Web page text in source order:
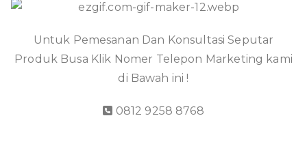
Untuk Pemesanan Dan Konsultasi Seputar
Produk Busa Klik Nomer Telepon Marketing kami
di Bawah ini !
0812 9258 8768